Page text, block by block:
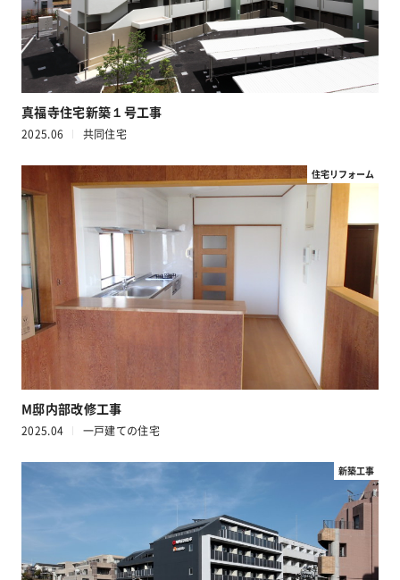
真福寺住宅新築１号工事
2025.06 共同住宅
住宅リフォーム
M邸内部改修工事
2025.04 一戸建ての住宅
新築工事